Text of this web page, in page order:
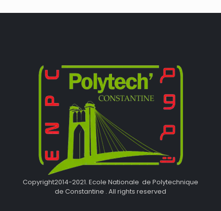
Copyright2014-2021. Ecole Nationale de Polytechnique
de Constantine . All rights reserved